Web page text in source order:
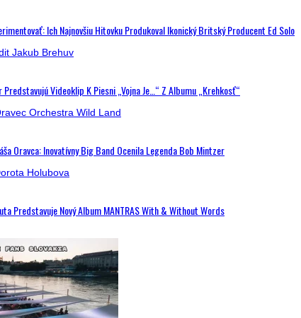
Ich Najnovšiu Hitovku Produkoval Ikonický Britský Producent Ed Solo
Predstavujú Videoklip K Piesni „Vojna Je…“ Z Albumu „Krehkosť“
Oravca: Inovatívny Big Band Ocenila Legenda Bob Mintzer
Predstavuje Nový Album MANTRAS With & Without Words